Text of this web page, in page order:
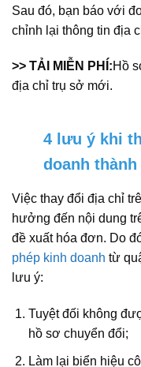
Sau đó, bạn báo với
chỉnh lại thông tin địa
>> TẢI MIỄN PHÍ:Hồ
địa chỉ trụ sở mới.
4 lưu ý khi
doanh
Việc thay đổi địa chỉ
hưởng đến nội dung
đề xuất hóa đơn. Do
phép kinh doanh từ
lưu ý:
Tuyệt đối không
hồ sơ chuyển đổi;
Làm lại biển hiệu